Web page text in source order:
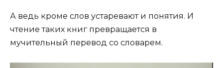
А ведь кроме слов устаревают и понятия. И
чтение таких книг превращается в
мучительный перевод со словарем.